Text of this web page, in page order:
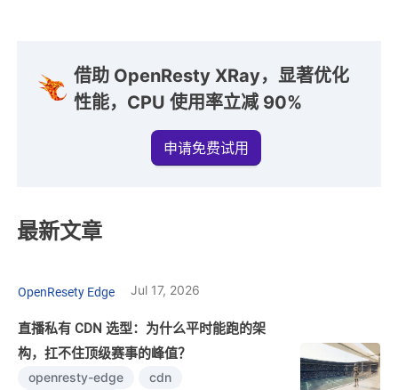
借助 OpenResty XRay，显著优化
性能，CPU 使用率立减 90%
申请免费试用
最新文章
OpenResety Edge Jul 17, 2026
直播私有 CDN 选型：为什么平时能跑的架
构，扛不住顶级赛事的峰值？
openresty-edge
cdn